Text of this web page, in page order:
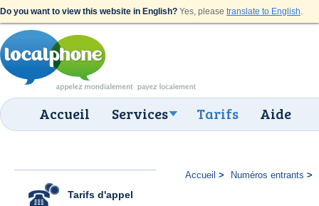
Do you want to view this website in English? Yes, please translate to English.
Accueil Services Tarifs Aide
Tarifs d'appel
Accueil Numéros entrants